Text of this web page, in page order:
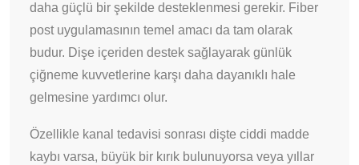
daha güçlü bir şekilde desteklenmesi gerekir. Fiber
post uygulamasının temel amacı da tam olarak
budur. Dişe içeriden destek sağlayarak günlük
çiğneme kuvvetlerine karşı daha dayanıklı hale
gelmesine yardımcı olur.
Özellikle kanal tedavisi sonrası dişte ciddi madde
kaybı varsa, büyük bir kırık bulunuyorsa veya yıllar